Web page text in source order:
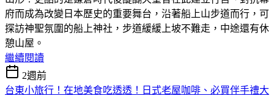
府而成為改變日本歷史的重要舞台，沿著船上山步道而行，可
探訪神聖氛圍的船上神社，步道緩緩上坡不難走，中途還有休
憩山屋。
繼續閱讀
2週前
台東小旅行！在地美食吃透透！日式老屋咖啡、必買伴手禮大